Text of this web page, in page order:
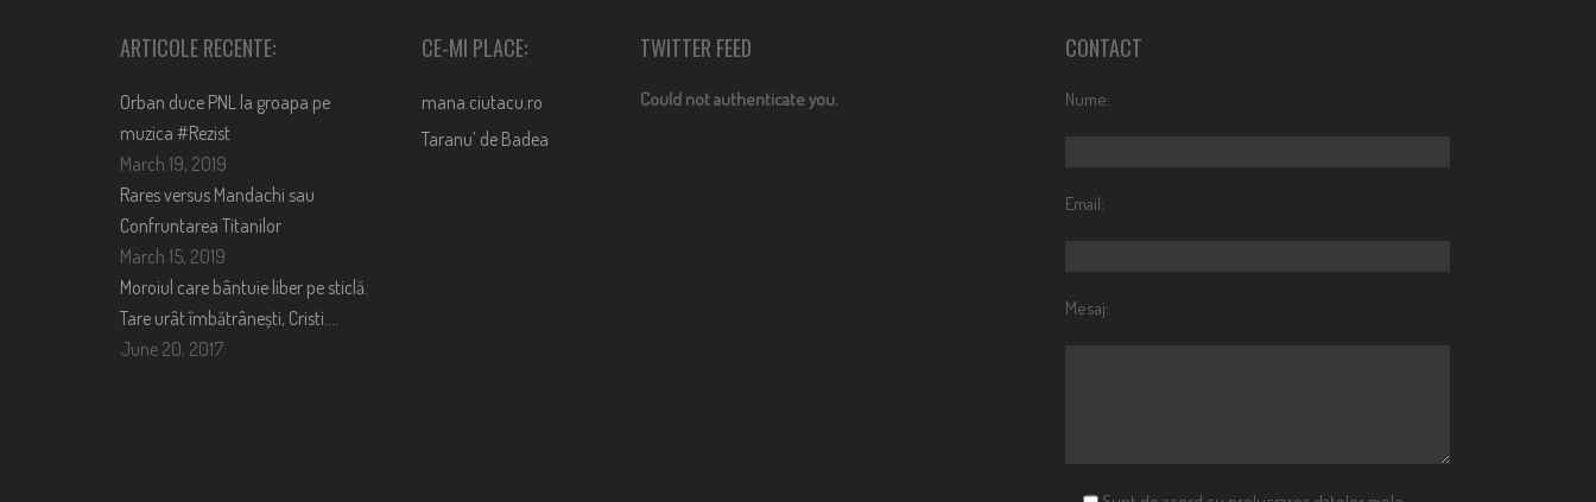
ARTICOLE RECENTE:
Orban duce PNL la groapa pe
muzica #Rezist
March 19, 2019
Rares versus Mandachi sau
Confruntarea Titanilor
March 15, 2019
Moroiul care bântuie liber pe sticlă.
Tare urât îmbătrânești, Cristi….
June 20, 2017
CE-MI PLACE:
mana.ciutacu.ro
Taranu’ de Badea
TWITTER FEED
Could not authenticate you.
CONTACT
Nume:
Email:
Mesaj: